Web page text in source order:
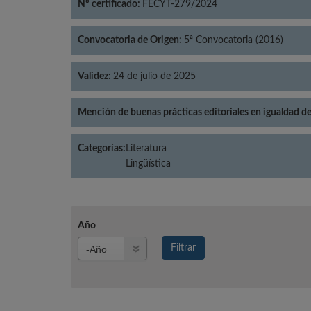
Nº certificado: FECYT-279/2024
Convocatoria de Origen: 5ª Convocatoria (2016)
Validez: 24 de julio de 2025
Mención de buenas prácticas editoriales en igualdad
Categorías: Literatura
Lingüística
Año
Filtrar